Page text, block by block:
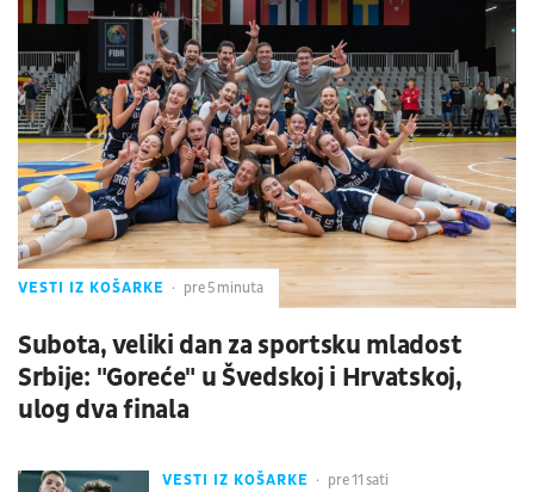
VESTI IZ KOŠARKE pre 5 minuta
Subota, veliki dan za sportsku mladost
Srbije: "Goreće" u Švedskoj i Hrvatskoj,
ulog dva finala
VESTI IZ KOŠARKE pre 11 sati